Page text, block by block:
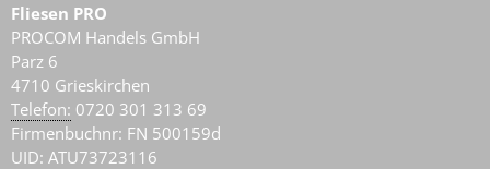
Fliesen PRO
PROCOM Handels GmbH
Parz 6
4710 Grieskirchen
AT
Telefon: 0720 301 313 69
Firmenbuchnr: FN 500159d
UID: ATU73723116